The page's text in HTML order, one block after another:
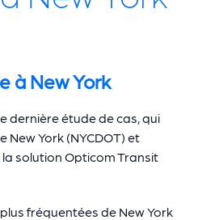
à New York
dernière étude de cas, qui
York (NYCDOT) et
solution Opticom Transit
fréquentées de New York